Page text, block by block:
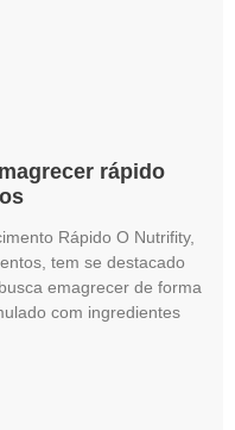
rápido
Rápido O Nutrifity,
tem se destacado
emagrecer de forma
com ingredientes